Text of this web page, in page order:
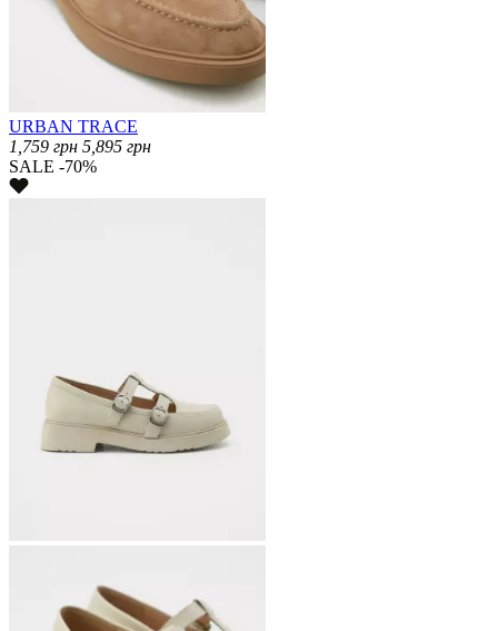
URBAN TRACE
1,759 грн 5,895 грн
SALE -70%